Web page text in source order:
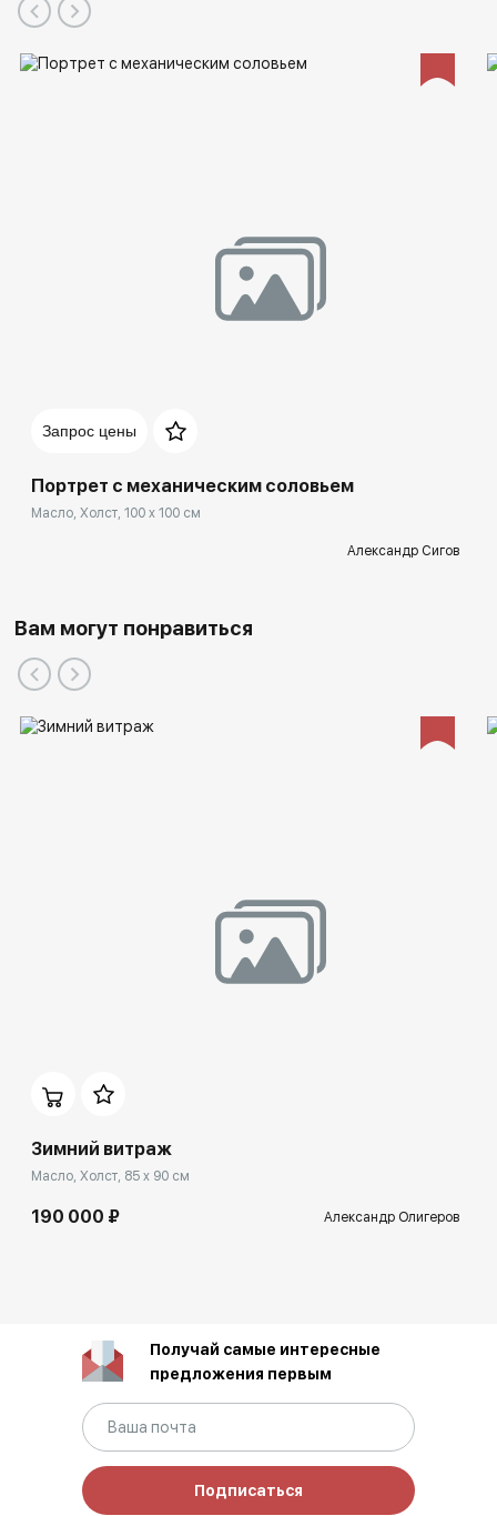
Запрос цены
Портрет с механическим соловьем
Масло, Холст, 100 x 100 см
Александр Сигов
Вам могут понравиться
Зимний витраж
Масло, Холст, 85 x 90 см
190 000 ₽ Александр Олигеров
Получай самые интересные
предложения первым
Подписаться